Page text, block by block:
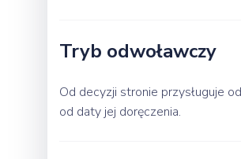
Tryb odwoławczy
Od decyzji stronie przysługuje
od daty jej doręczenia.